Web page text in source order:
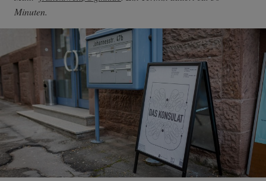
Minuten.